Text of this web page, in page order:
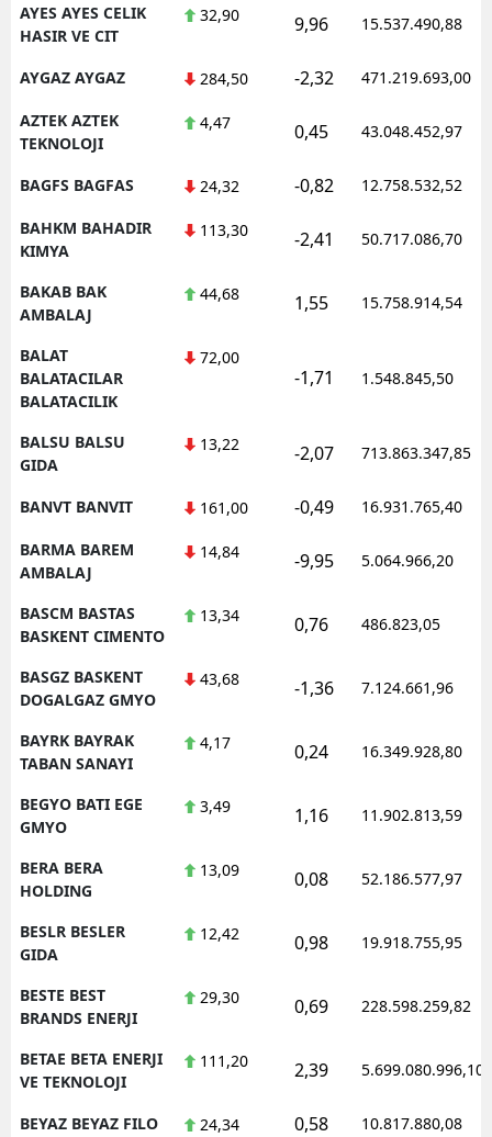
AYES AYES CELIK
HASIR VE CIT
32,90 9,96 15.537.490,88
AYGAZ AYGAZ 284,50 -2,32 471.219.693,00
AZTEK AZTEK
TEKNOLOJI
4,47 0,45 43.048.452,97
BAGFS BAGFAS 24,32 -0,82 12.758.532,52
BAHKM BAHADIR
KIMYA
113,30 -2,41 50.717.086,70
BAKAB BAK
AMBALAJ
44,68 1,55 15.758.914,54
BALAT
BALATACILAR
BALATACILIK
72,00
-1,71 1.548.845,50
BALSU BALSU
GIDA
13,22 -2,07 713.863.347,85
BANVT BANVIT 161,00 -0,49 16.931.765,40
BARMA BAREM
AMBALAJ
14,84 -9,95 5.064.966,20
BASCM BASTAS
BASKENT CIMENTO
13,34 0,76 486.823,05
BASGZ BASKENT
DOGALGAZ GMYO
43,68 -1,36 7.124.661,96
BAYRK BAYRAK
TABAN SANAYI
4,17 0,24 16.349.928,80
BEGYO BATI EGE
GMYO
3,49 1,16 11.902.813,59
BERA BERA
HOLDING
13,09 0,08 52.186.577,97
BESLR BESLER
GIDA
12,42 0,98 19.918.755,95
BESTE BEST
BRANDS ENERJI
29,30 0,69 228.598.259,82
BETAE BETA ENERJI
VE TEKNOLOJI
111,20 2,39 5.699.080.996,10
BEYAZ BEYAZ FILO 24,34 0,58 10.817.880,08